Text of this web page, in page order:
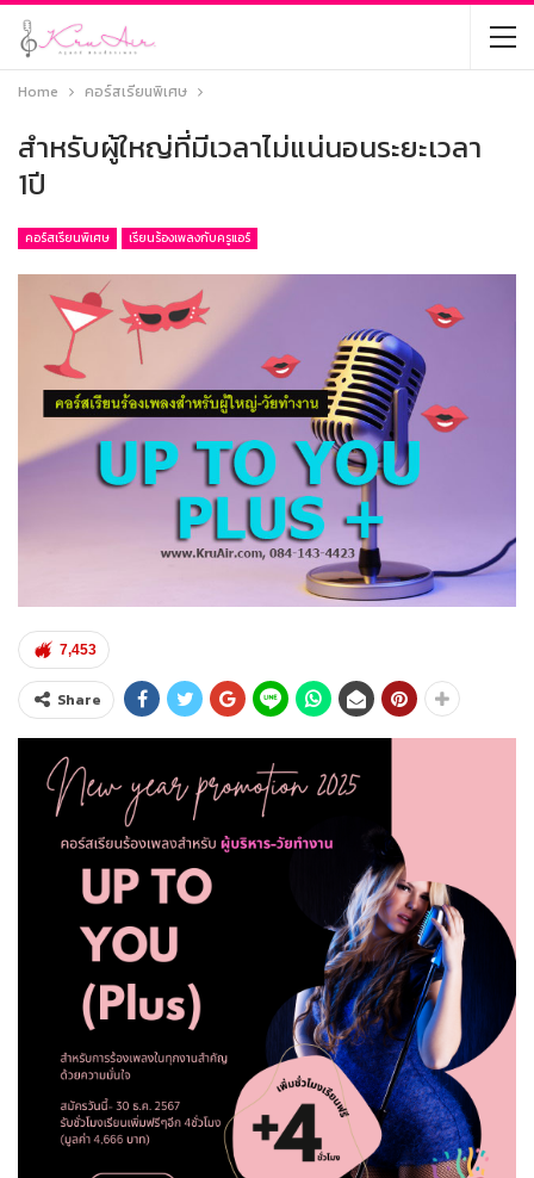
Home คอร์สเรียนพิเศษ
สำหรับผู้ใหญ่ที่มีเวลาไม่แน่นอนระยะเวลา
1ปี
คอร์สเรียนพิเศษ เรียนร้องเพลงกับครูแอร์
7,453
Share